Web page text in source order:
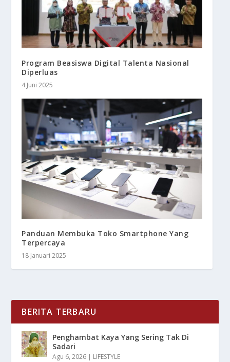
Program Beasiswa Digital Talenta Nasional
Diperluas
4 Juni 2025
Panduan Membuka Toko Smartphone Yang
Terpercaya
18 Januari 2025
BERITA TERBARU
Penghambat Kaya Yang Sering Tak Di
Sadari
Agu 6, 2026 | LIFESTYLE